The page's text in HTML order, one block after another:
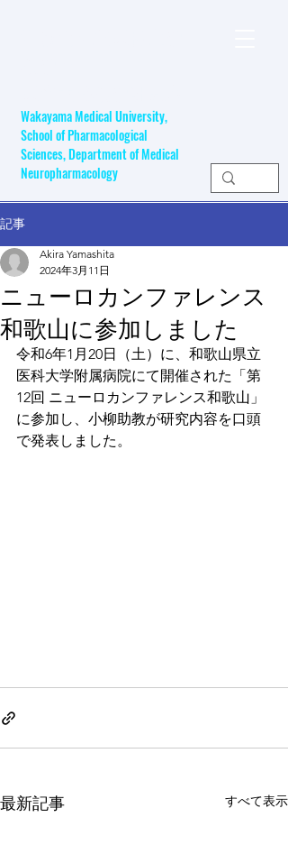
Wakayama Medical University,
School of Pharmacological
Sciences, Department of Medical
Neuropharmacology
記事
ニューロカンファレンス
和歌山に参加しました
Akira Yamashita
2024年3月11日
令和6年1月20日（土）に、和歌山県立
医科大学附属病院にて開催された「第
12回 ニューロカンファレンス和歌山」
に参加し、小柳助教が研究内容を口頭
で発表しました。
最新記事 すべて表示